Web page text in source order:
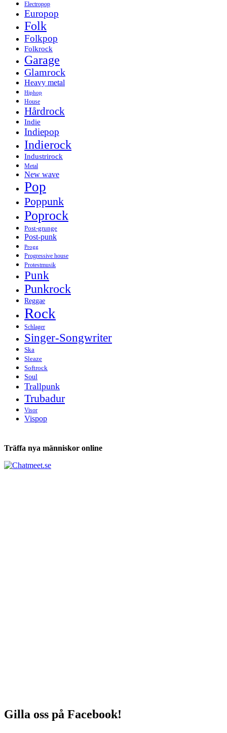
Electropop
Europop
Folk
Folkpop
Folkrock
Garage
Glamrock
Heavy metal
Hiphop
House
Hårdrock
Indie
Indiepop
Indierock
Industrirock
Metal
New wave
Pop
Poppunk
Poprock
Post-grunge
Post-punk
Progg
Progressive house
Protestmusik
Punk
Punkrock
Reggae
Rock
Schlager
Singer-Songwriter
Ska
Sleaze
Softrock
Soul
Trallpunk
Trubadur
Visor
Vispop
Tabs och ackord för både bas och gitarr
Träffa nya människor online
Gilla oss på Facebook!